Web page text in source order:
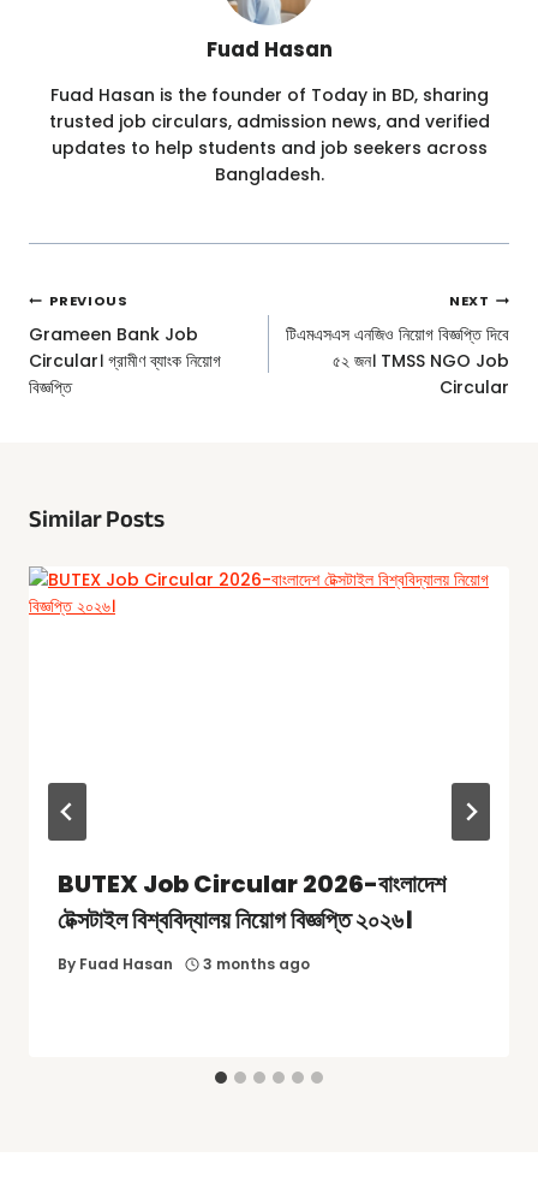
Fuad Hasan
Fuad Hasan is the founder of Today in BD, sharing
trusted job circulars, admission news, and verified
updates to help students and job seekers across
Bangladesh.
Post
Navigation
PREVIOUS
Grameen Bank Job
Circular। গ্রামীণ ব্যাংক নিয়োগ
বিজ্ঞপ্তি
NEXT
টিএমএসএস এনজিও নিয়োগ বিজ্ঞপ্তি দিবে
৫২ জন। TMSS NGO Job
Circular
Similar Posts
BUTEX Job Circular 2026-বাংলাদেশ
টেক্সটাইল বিশ্ববিদ্যালয় নিয়োগ বিজ্ঞপ্তি ২০২৬।
By Fuad Hasan 3 months ago